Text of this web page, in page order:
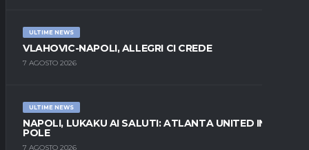
ULTIME NEWS
VLAHOVIC-NAPOLI, ALLEGRI CI CREDE
7 AGOSTO 2026
ULTIME NEWS
NAPOLI, LUKAKU AI SALUTI: ATLANTA UNITED IN
POLE
7 AGOSTO 2026